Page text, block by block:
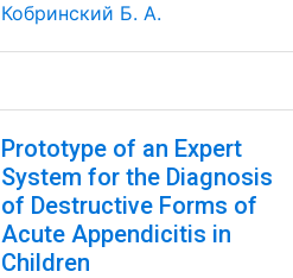
Кобринский Б. А.
Prototype of an Expert
System for the Diagnosis
of Destructive Forms of
Acute Appendicitis in
Children